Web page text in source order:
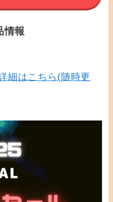
情報
細はこちら(随時更